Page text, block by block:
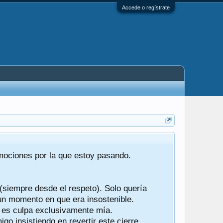
Accede o regístrate
por la que estoy pasando.
desde el respeto). Solo quería
momento en que era insostenible.
culpa exclusivamente mía.
insistiendo en revertir este cierre.